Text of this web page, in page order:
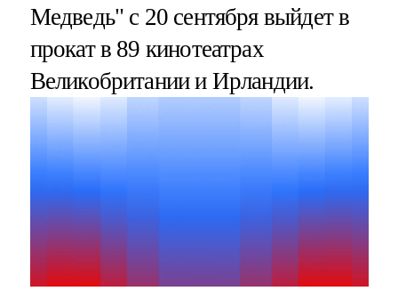
Медведь" с 20 сентября выйдет в
прокат в 89 кинотеатрах
Великобритании и Ирландии.